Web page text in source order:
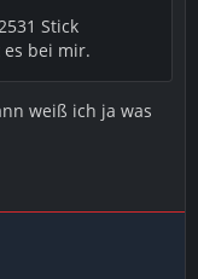
Stick
bei mir.
weiß ich ja was